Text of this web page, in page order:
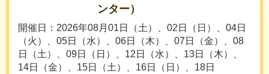
ンター）
開催日：2026年08月01日（土）、02日（日）、04日
（火）、05日（水）、06日（木）、07日（金）、08
日（土）、09日（日）、12日（水）、13日（木）、
14日（金）、15日（土）、16日（日）、18日